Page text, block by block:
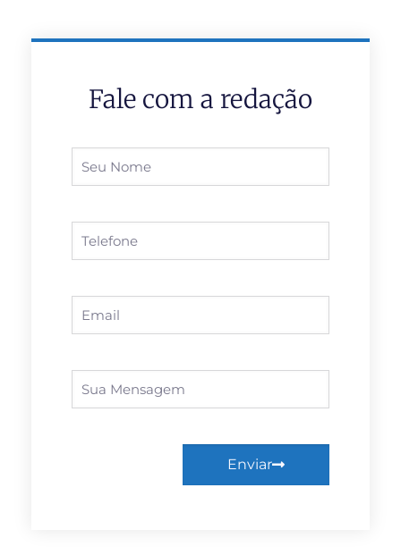
Fale com a redação
Enviar